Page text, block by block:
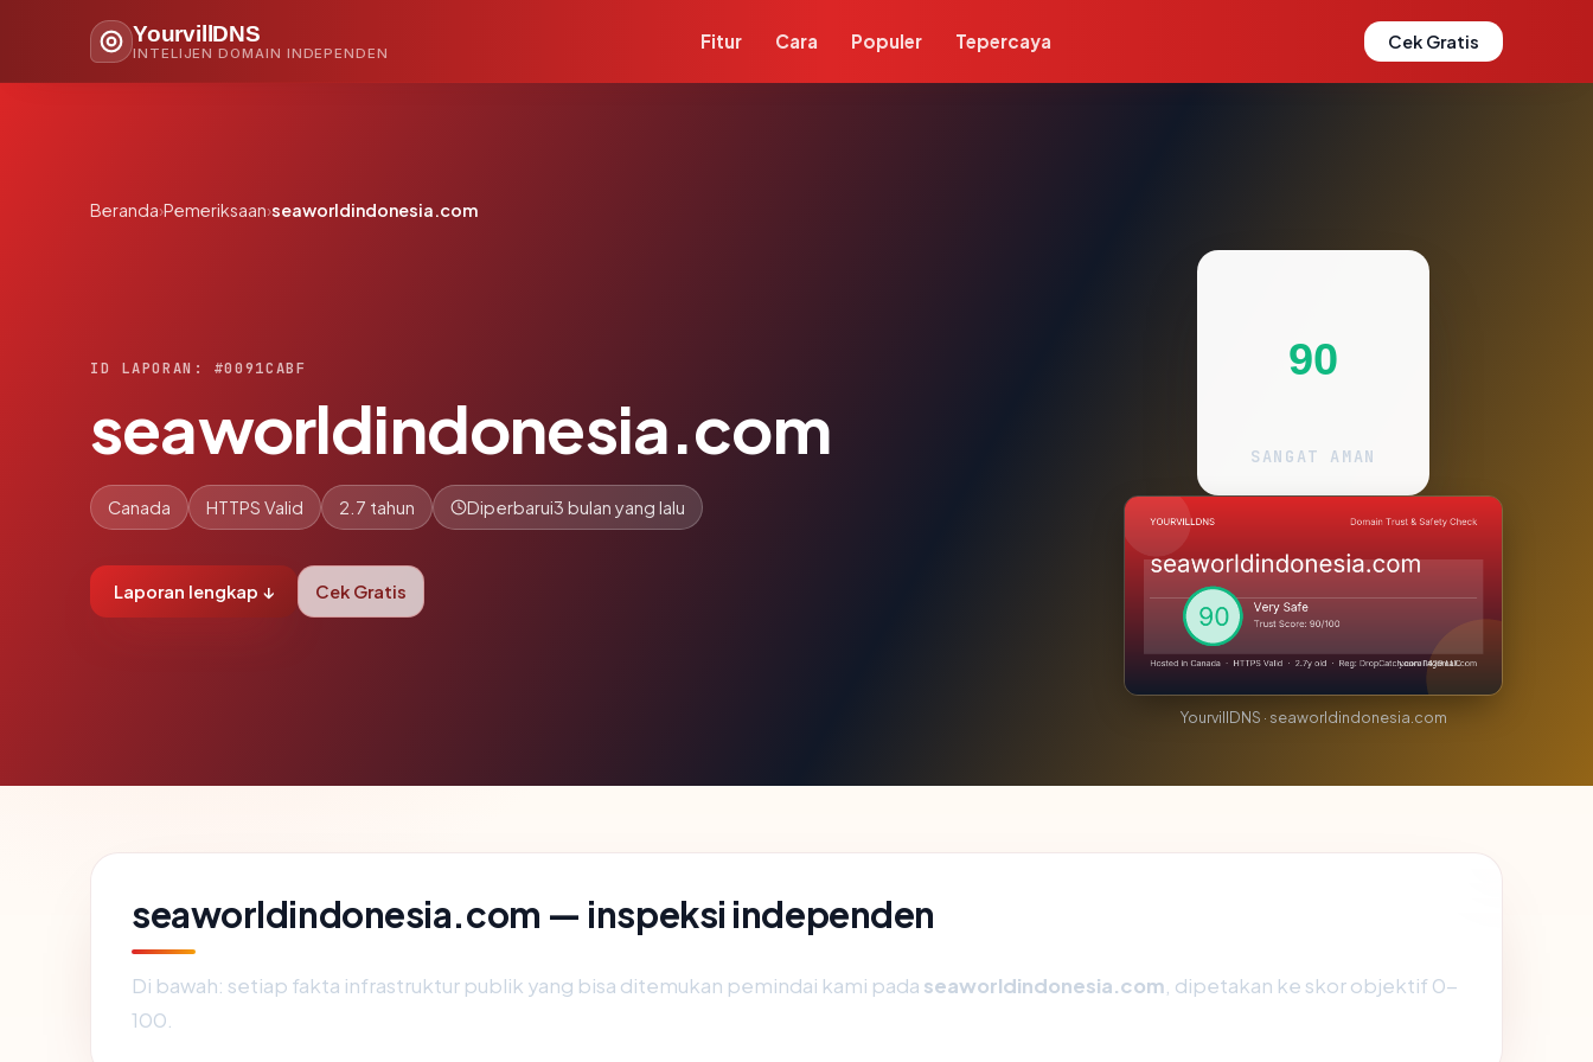
YourvillDNS
INTELIJEN DOMAIN INDEPENDEN
Fitur Cara Populer Tepercaya Cek Gratis
Beranda›Pemeriksaan›seaworldindonesia.com
ID LAPORAN: #0091CABF
seaworldindonesia.com
Canada HTTPS Valid 2.7 tahun Diperbarui3 bulan yang lalu
Laporan lengkap ↓ Cek Gratis
90
SANGAT AMAN
YourvillDNS · seaworldindonesia.com
seaworldindonesia.com — inspeksi independen
Di bawah: setiap fakta infrastruktur publik yang bisa ditemukan pemindai kami pada seaworldindonesia.com , dipetakan ke skor objektif 0-
100.